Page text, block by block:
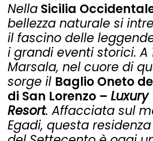
Nella Sicilia
bellezza naturale si
il fascino delle
i grandi eventi storici. A
Marsala, nel cuore di
sorge il Baglio Oneto
di San Lorenzo – Luxury
Resort. Affacciata sul
Egadi, questa